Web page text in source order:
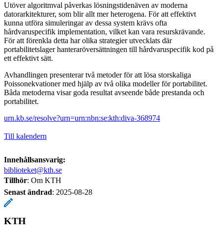
Utöver algoritmval påverkas lösningstidenäven av moderna
datorarkitekturer, som blir allt mer heterogena. För att effektivt
kunna utföra simuleringar av dessa system krävs ofta
hårdvaruspecifik implementation, vilket kan vara resurskrävande.
För att förenkla detta har olika strategier utvecklats där
portabilitetslager hanteraröversättningen till hårdvaruspecifik kod på
ett effektivt sätt.
Avhandlingen presenterar två metoder för att lösa storskaliga
Poissonekvationer med hjälp av två olika modeller för portabilitet.
Båda metoderna visar goda resultat avseende både prestanda och
portabilitet.
urn.kb.se/resolve?urn=urn:nbn:se:kth:diva-368974
Till kalendern
Innehållsansvarig:
biblioteket@kth.se
Tillhör: Om KTH
Senast ändrad: 2025-08-28
KTH